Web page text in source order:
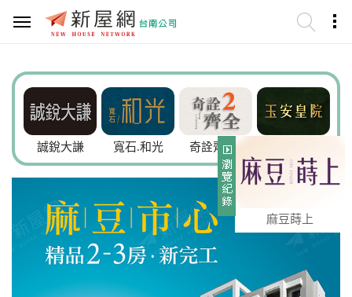
麻豆蒔上
銳大謙 寬石.和光 奇詮齊全2 玉安皇院